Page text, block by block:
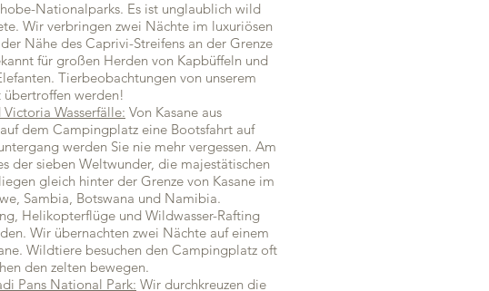
Nationalparks. Es ist unglaublich wild
Wir verbringen zwei Nächte im luxuriösen
Nähe des Caprivi-Streifens an der Grenze
für großen Herden von Kapbüffeln und
Tierbeobachtungen von unserem
übertroffen werden!
Victoria Wasserfälle: Von Kasane aus
dem Campingplatz eine Bootsfahrt auf
werden Sie nie mehr vergessen. Am
der sieben Weltwunder, die majestätischen
gleich hinter der Grenze von Kasane im
Sambia, Botswana und Namibia.
Helikopterflüge und Wildwasser-Rafting
Wir übernachten zwei Nächte auf einem
Wildtiere besuchen den Campingplatz oft
den zelten bewegen.
Pans National Park: Wir durchkreuzen die